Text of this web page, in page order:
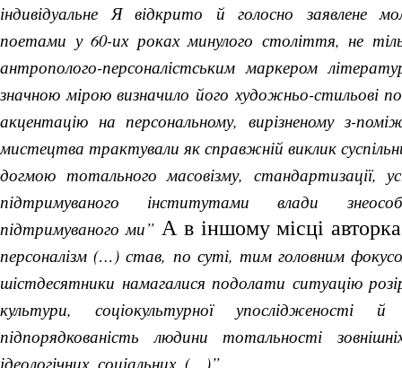
індивідуальне Я відкрито й голосно заявлене
поетами у 60-их роках минулого століття, не
антрополого-персоналістським маркером
значною мірою визначило його художньо-стильові
акцентацію на персональному, вирізненому з-
мистецтва трактували як справжній виклик
догмою тотального масовізму, стандартизації,
підтримуваного інститутами влади
підтримуваного ми”А в іншому місці
персоналізм (…) став, по суті, тим головним
шістдесятники намагалися подолати ситуацію
культури, соціокультурної упослідженості
підпорядкованість людини тотальності
ідеологічних, соціальних, (…)”